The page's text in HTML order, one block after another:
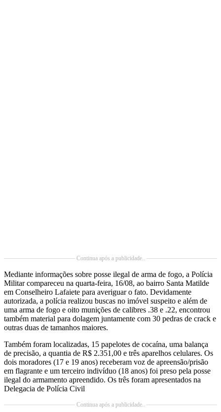
Continua após a publicidade..
Mediante informações sobre posse ilegal de arma de fogo, a Polícia
Militar compareceu na quarta-feira, 16/08, ao bairro Santa Matilde
em Conselheiro Lafaiete para averiguar o fato. Devidamente
autorizada, a polícia realizou buscas no imóvel suspeito e além de
uma arma de fogo e oito munições de calibres .38 e .22, encontrou
também material para dolagem juntamente com 30 pedras de crack e
outras duas de tamanhos maiores.
Também foram localizadas, 15 papelotes de cocaína, uma balança
de precisão, a quantia de R$ 2.351,00 e três aparelhos celulares. Os
dois moradores (17 e 19 anos) receberam voz de apreensão/prisão
em flagrante e um terceiro indivíduo (18 anos) foi preso pela posse
ilegal do armamento apreendido. Os três foram apresentados na
Delegacia de Polícia Civil
Continua após a publicidade..